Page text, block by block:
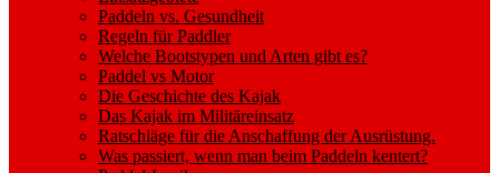
Paddeln vs. Gesundheit
Regeln für Paddler
Welche Bootstypen und Arten gibt es?
Paddel vs Motor
Die Geschichte des Kajak
Das Kajak im Militäreinsatz
Ratschläge für die Anschaffung der Ausrüstung.
Was passiert, wenn man beim Paddeln kentert?